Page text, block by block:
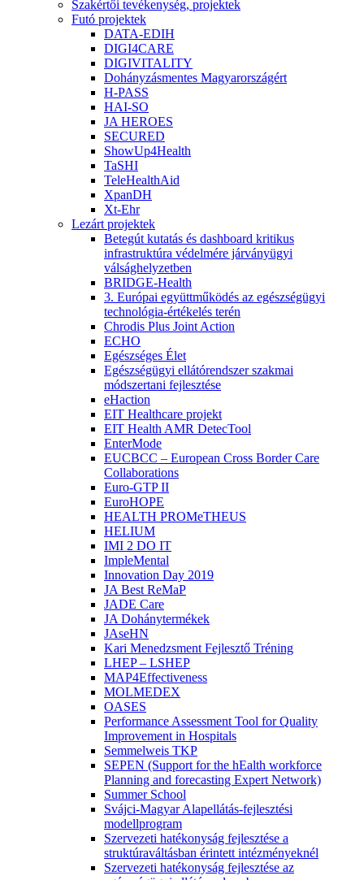
Szakértői tevékenység, projektek
Futó projektek
DATA-EDIH
DIGI4CARE
DIGIVITALITY
Dohányzásmentes Magyarországért
H-PASS
HAI-SO
JA HEROES
SECURED
ShowUp4Health
TaSHI
TeleHealthAid
XpanDH
Xt-Ehr
Lezárt projektek
Betegút kutatás és dashboard kritikus
infrastruktúra védelmére járványügyi
válsághelyzetben
BRIDGE-Health
3. Európai együttműködés az egészségügyi
technológia-értékelés terén
Chrodis Plus Joint Action
ECHO
Egészséges Élet
Egészségügyi ellátórendszer szakmai
módszertani fejlesztése
eHaction
EIT Healthcare projekt
EIT Health AMR DetecTool
EnterMode
EUCBCC – European Cross Border Care
Collaborations
Euro-GTP II
EuroHOPE
HEALTH PROMeTHEUS
HELIUM
IMI 2 DO IT
ImpleMental
Innovation Day 2019
JA Best ReMaP
JADE Care
JA Dohánytermékek
JAseHN
Kari Menedzsment Fejlesztő Tréning
LHEP – LSHEP
MAP4Effectiveness
MOLMEDEX
OASES
Performance Assessment Tool for Quality
Improvement in Hospitals
Semmelweis TKP
SEPEN (Support for the hEalth workforce
Planning and forecasting Expert Network)
Summer School
Svájci-Magyar Alapellátás-fejlesztési
modellprogram
Szervezeti hatékonyság fejlesztése a
struktúraváltásban érintett intézményeknél
Szervezeti hatékonyság fejlesztése az